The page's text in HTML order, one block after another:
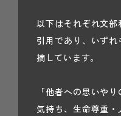
以下はそれぞれ文
引用であり、いず
摘しています。
「他者への思いや
気持ち、生命尊重